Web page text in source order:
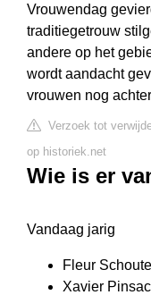
Vrouwendag
traditiegetrouw
andere op het
wordt aandacht
vrouwen nog
Verzoek tot
op historiek.net
Wie is er
Vandaag jarig
Fleur
Xavier